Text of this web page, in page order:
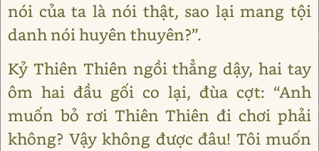
nói của ta là nói thật, sao lại mang tội
danh nói huyên thuyên?”.
Kỷ Thiên Thiên ngồi thẳng dậy, hai tay
ôm hai đầu gối co lại, đùa cợt: “Anh
muốn bỏ rơi Thiên Thiên đi chơi phải
không? Vậy không được đâu! Tôi muốn